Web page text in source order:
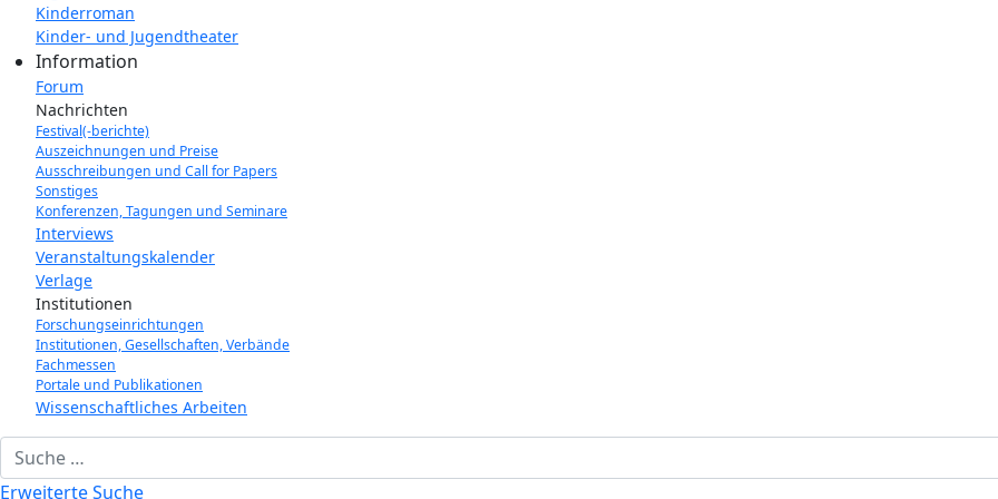
Kinderroman
Kinder- und Jugendtheater
Information
Forum
Nachrichten
Festival(-berichte)
Auszeichnungen und Preise
Ausschreibungen und Call for Papers
Sonstiges
Konferenzen, Tagungen und Seminare
Interviews
Veranstaltungskalender
Verlage
Institutionen
Forschungseinrichtungen
Institutionen, Gesellschaften, Verbände
Fachmessen
Portale und Publikationen
Wissenschaftliches Arbeiten
Suchbegriff eingeben
Erweiterte Suche